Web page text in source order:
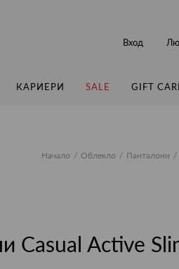
КАРИЕРИ SALE GIFT
Вход
Начало Облекло Панталони
Casual Active